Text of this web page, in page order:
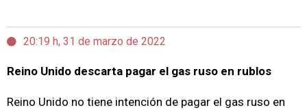
20:19 h, 31 de marzo de 2022
Reino Unido descarta pagar el gas ruso en rublos
Reino Unido no tiene intención de pagar el gas ruso en